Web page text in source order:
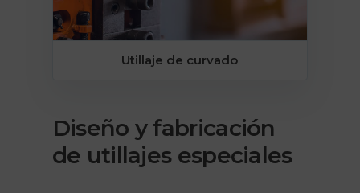
Utillaje de curvado
Diseño y fabricación
de utillajes especiales